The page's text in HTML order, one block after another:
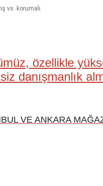
vs. korumalı.
özellikle
danışmanlık
VE ANKARA